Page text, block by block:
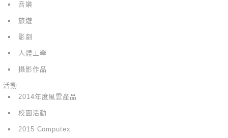
音樂
旅遊
影劇
人體工學
攝影作品
活動
2014年度風雲產品
校園活動
2015 Computex